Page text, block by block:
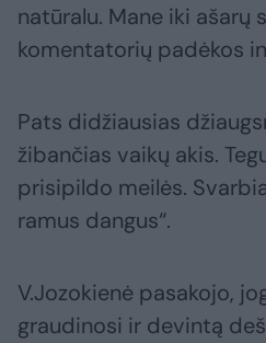
natūralu. Mane iki ašarų
komentatorių padėkos
Pats didžiausias
žibančias vaikų akis.
prisipildo meilės.
ramus dangus“.
V.Jozokienė pasakojo,
graudinosi ir devintą